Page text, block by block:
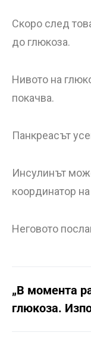
Скоро след
до глюкоза.
Нивото на
покачва.
Панкреасът
Инсулинът
координатор
Неговото
„В момента
глюкоза.